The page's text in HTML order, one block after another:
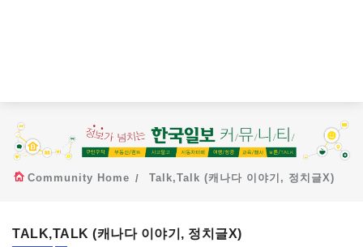
Community Home Talk,Talk (캐나다 이야기, 정치글X)
TALK,TALK (캐나다 이야기, 정치글X)